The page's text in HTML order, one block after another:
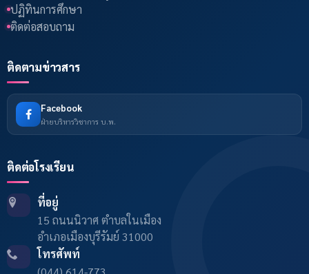
ปฏิทินการศึกษา
ติดต่อสอบถาม
ติดตามข่าวสาร
Facebook
ฝ่ายบริหารวิชาการ บ.พ.
ติดต่อโรงเรียน
ที่อยู่
15 ถนนนิวาศ ตำบลในเมือง
อำเภอเมืองบุรีรัมย์ 31000
โทรศัพท์